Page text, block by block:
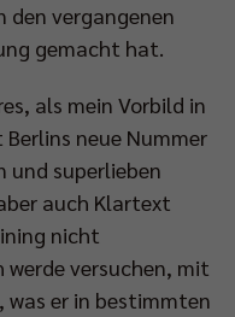
den vergangenen
gemacht hat.
als mein Vorbild in
neue Nummer
und superlieben
auch Klartext
nicht
versuchen, mit
was er in bestimmten